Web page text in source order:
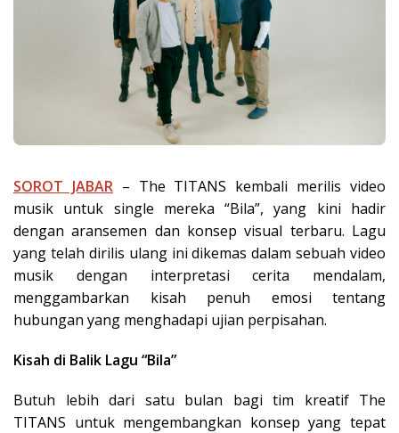
SOROT JABAR– The TITANS kembali merilis video
musik untuk single mereka “Bila”, yang kini hadir
dengan aransemen dan konsep visual terbaru. Lagu
yang telah dirilis ulang ini dikemas dalam sebuah video
musik dengan interpretasi cerita mendalam,
menggambarkan kisah penuh emosi tentang
hubungan yang menghadapi ujian perpisahan.
Kisah di Balik Lagu “Bila”
Butuh lebih dari satu bulan bagi tim kreatif The
TITANS untuk mengembangkan konsep yang tepat